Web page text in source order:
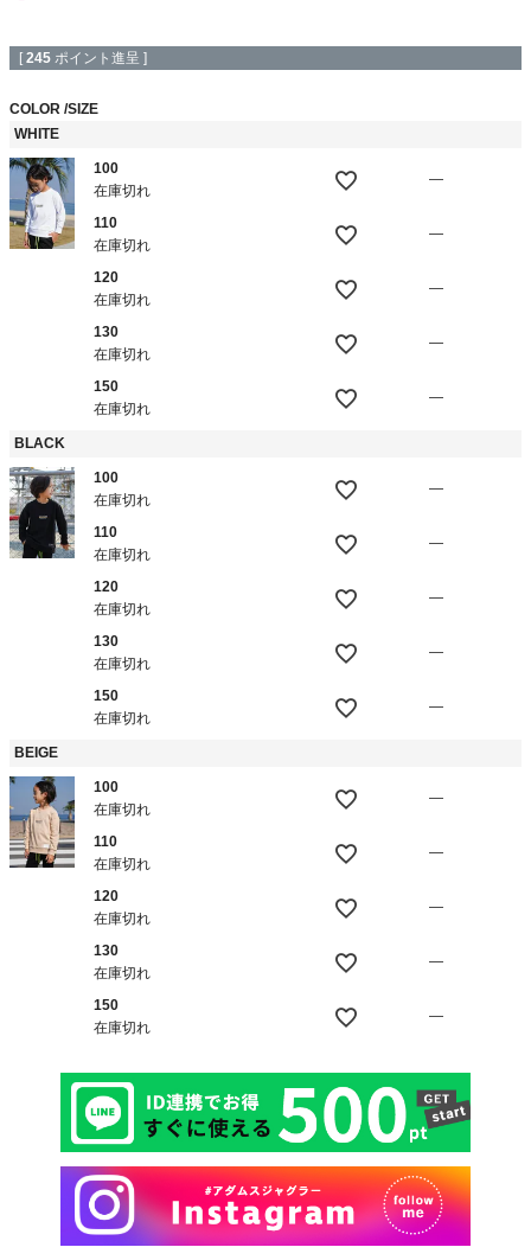
[ 245 ポイント進呈 ]
COLOR SIZE
WHITE
100
在庫切れ
—
110
在庫切れ
—
120
在庫切れ
—
130
在庫切れ
—
150
在庫切れ
—
BLACK
100
在庫切れ
—
110
在庫切れ
—
120
在庫切れ
—
130
在庫切れ
—
150
在庫切れ
—
BEIGE
100
在庫切れ
—
110
在庫切れ
—
120
在庫切れ
—
130
在庫切れ
—
150
在庫切れ
—